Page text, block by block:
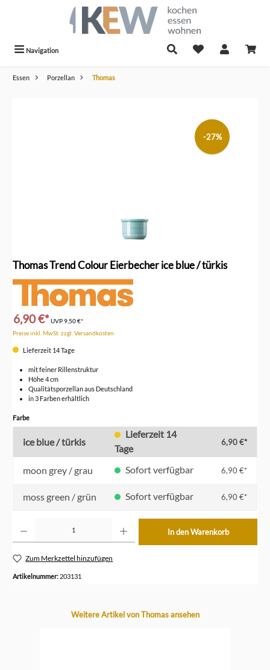
Navigation
Essen Porzellan Thomas
-27%
Thomas Trend Colour Eierbecher ice blue / türkis
6,90 €*UVP9,50 €*
Preise inkl. MwSt. zzgl. Versandkosten
Lieferzeit 14 Tage
mit feiner Rillenstruktur
Höhe 4 cm
Qualitätsporzellan aus Deutschland
in 3 Farben erhältlich
Farbeauswählen
ice blue / türkis
Tage
6,90 €*
moon grey / grau Sofort verfügbar 6,90 €*
moss green / grün Sofort verfügbar 6,90 €*
In den Warenkorb
Zum Merkzettel hinzufügen
Artikelnummer: 203131
Produktgalerie überspringen
Weitere Artikel von Thomas ansehen